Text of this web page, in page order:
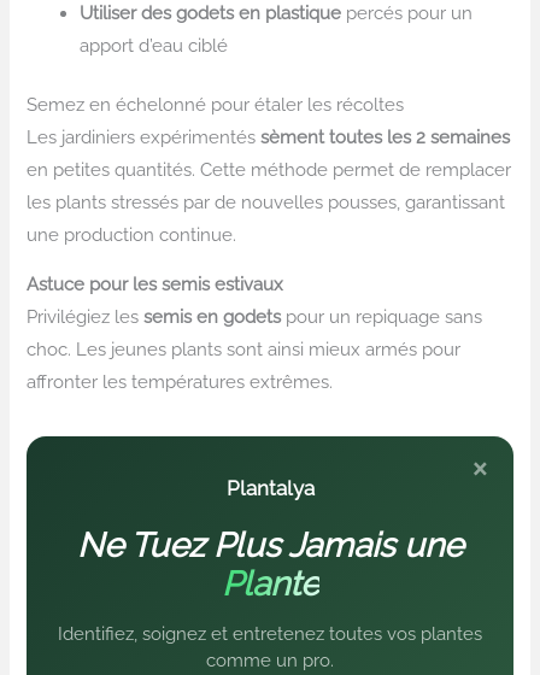
Utiliser des godets en plastique percés pour un
apport d’eau ciblé
Semez en échelonné pour étaler les récoltes
Les jardiniers expérimentéssèment toutes les 2 semaines
en petites quantités. Cette méthode permet de remplacer
les plants stressés par de nouvelles pousses, garantissant
une production continue.
Astuce pour les semis estivaux
Privilégiez lessemis en godetspour un repiquage sans
choc. Les jeunes plants sont ainsi mieux armés pour
affronter les températures extrêmes.
×
Plantalya
Ne Tuez Plus Jamais une
Plante
Identifiez, soignez et entretenez toutes vos plantes
comme un pro.